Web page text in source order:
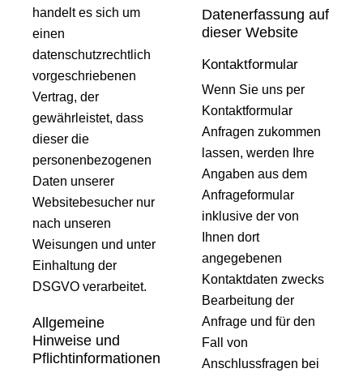
handelt es sich um
einen
datenschutzrechtlich
vorgeschriebenen
Vertrag, der
gewährleistet, dass
dieser die
personenbezogenen
Daten unserer
Websitebesucher nur
nach unseren
Weisungen und unter
Einhaltung der
DSGVO verarbeitet.
Allgemeine
Hinweise und
Pflichtinformationen
Datenerfassung auf
dieser Website
Kontaktformular
Wenn Sie uns per
Kontaktformular
Anfragen zukommen
lassen, werden Ihre
Angaben aus dem
Anfrageformular
inklusive der von
Ihnen dort
angegebenen
Kontaktdaten zwecks
Bearbeitung der
Anfrage und für den
Fall von
Anschlussfragen bei